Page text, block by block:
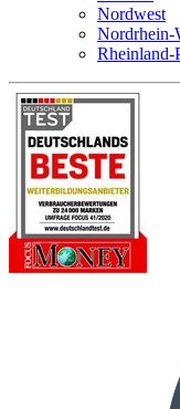
Nordwest
Nordrhein-
Rheinland-